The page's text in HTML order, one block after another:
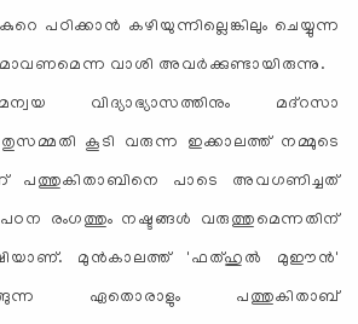
പഠിക്കാന്‍ കഴിയുന്നില്ലെങ്കിലും ചെയ്യുന്ന
വാശി അവര്‍ക്കുണ്ടായിരുന്നു.
വിദ്യാഭ്യാസത്തിനും മദ്‌റസാ
കൂടി വരുന്ന ഇക്കാലത്ത് നമ്മുടെ
പത്തുകിതാബിനെ പാടെ അവഗണിച്ചത്
പഠന രംഗത്തും നഷ്ടങ്ങള്‍ വരുത്തുമെന്നതിന്
മുന്‍കാലത്ത് 'ഫത്ഹുല്‍ മുഈന്‍'
ഏതൊരാളും പത്തുകിതാബ്